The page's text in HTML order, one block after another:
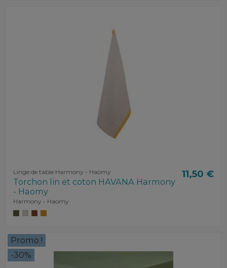
Linge de table Harmony - Haomy
Torchon lin et coton HAVANA Harmony
- Haomy
Harmony - Haomy
11,50 €
Promo !
-30%